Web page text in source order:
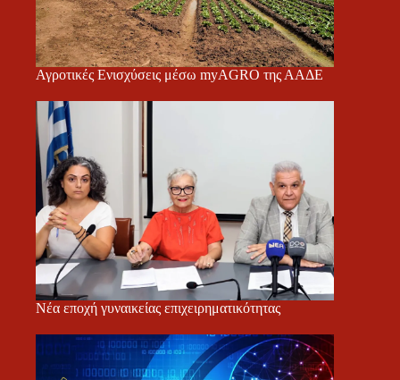
Αγροτικές Ενισχύσεις μέσω myAGRO της ΑΑΔΕ
Νέα εποχή γυναικείας επιχειρηματικότητας